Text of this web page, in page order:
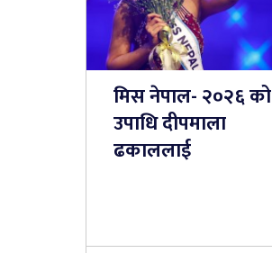
मिस नेपाल- २०२६ को
उपाधि दीपमाला
ढकाललाई